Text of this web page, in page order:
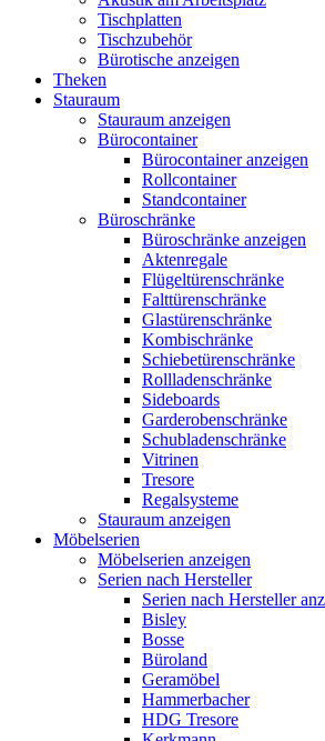
Tischplatten
Tischzubehör
Bürotische anzeigen
Theken
Stauraum
Stauraum anzeigen
Bürocontainer
Bürocontainer anzeigen
Rollcontainer
Standcontainer
Büroschränke
Büroschränke anzeigen
Aktenregale
Flügeltürenschränke
Falttürenschränke
Glastürenschränke
Kombischränke
Schiebetürenschränke
Rollladenschränke
Sideboards
Garderobenschränke
Schubladenschränke
Vitrinen
Tresore
Regalsysteme
Stauraum anzeigen
Möbelserien
Möbelserien anzeigen
Serien nach Hersteller
Serien nach Hersteller
Bisley
Bosse
Büroland
Geramöbel
Hammerbacher
HDG Tresore